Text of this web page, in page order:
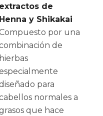
extractos de
Henna y Shikakai
por una
de
hierbas
para
normales a
que hace